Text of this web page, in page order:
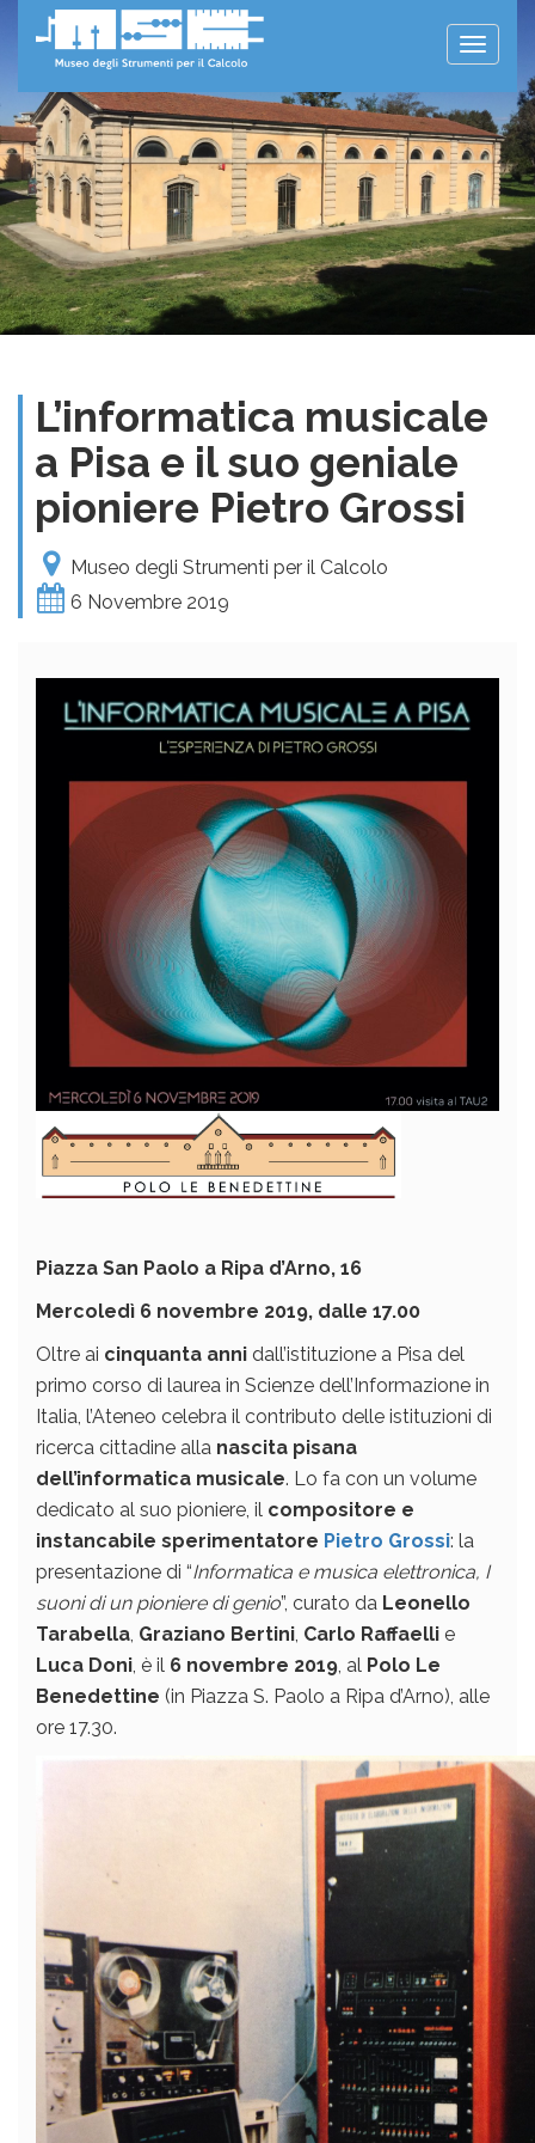
Toggle
L’informatica musicale
a Pisa e il suo geniale
pioniere Pietro Grossi
Museo degli Strumenti per il Calcolo
6 Novembre 2019
Piazza San Paolo a Ripa d’Arno, 16
Mercoledì 6 novembre 2019, dalle 17.00
Oltre ai cinquanta anni dall’istituzione a Pisa del
primo corso di laurea in Scienze dell’Informazione in
Italia, l’Ateneo celebra il contributo delle istituzioni di
ricerca cittadine alla nascita pisana
dell’informatica musicale. Lo fa con un volume
dedicato al suo pioniere, il compositore e
instancabile sperimentatore Pietro Grossi: la
presentazione di “Informatica e musica elettronica, I
suoni di un pioniere di genio”, curato da Leonello
Tarabella, Graziano Bertini, Carlo Raffaelli e
Luca Doni, è il 6 novembre 2019, al Polo Le
Benedettine (in Piazza S. Paolo a Ripa d’Arno), alle
ore 17.30.